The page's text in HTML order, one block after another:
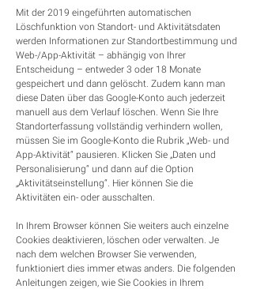
Mit der 2019 eingeführten automatischen
Löschfunktion von Standort- und Aktivitätsdaten
werden Informationen zur Standortbestimmung und
Web-/App-Aktivität – abhängig von Ihrer
Entscheidung – entweder 3 oder 18 Monate
gespeichert und dann gelöscht. Zudem kann man
diese Daten über das Google-Konto auch jederzeit
manuell aus dem Verlauf löschen. Wenn Sie Ihre
Standorterfassung vollständig verhindern wollen,
müssen Sie im Google-Konto die Rubrik „Web- und
App-Aktivität“ pausieren. Klicken Sie „Daten und
Personalisierung“ und dann auf die Option
„Aktivitätseinstellung“. Hier können Sie die
Aktivitäten ein- oder ausschalten.
In Ihrem Browser können Sie weiters auch einzelne
Cookies deaktivieren, löschen oder verwalten. Je
nach dem welchen Browser Sie verwenden,
funktioniert dies immer etwas anders. Die folgenden
Anleitungen zeigen, wie Sie Cookies in Ihrem